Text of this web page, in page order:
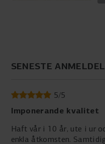
SENESTE
5/5
Imponerande kvalitet
Haft vår i 10 år, ute i ur
enkla åtkomsten.